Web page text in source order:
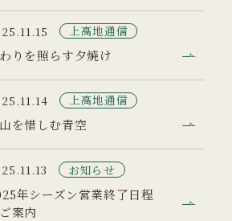
上高地通信
りを照らす夕焼け
上高地通信
を惜しむ青空
お知らせ
年シーズン営業終了日程
案内